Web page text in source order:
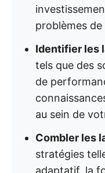
problèmes
Identifier les
tels que des
de
au sein de
Combler les
stratégies
adaptatif, la